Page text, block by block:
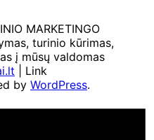
MARKETINGO
turinio kūrimas,
į mūsų valdomas
| Link
by WordPress.